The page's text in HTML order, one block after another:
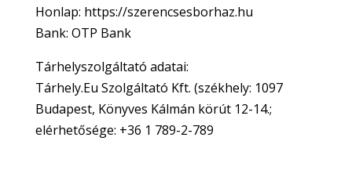
Honlap: https://szerencsesborhaz.hu
Bank: OTP Bank
Tárhelyszolgáltató adatai:
Tárhely.Eu Szolgáltató Kft. (székhely: 1097
Budapest, Könyves Kálmán körút 12-14.;
elérhetősége: +36 1 789-2-789